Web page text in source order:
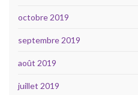
octobre 2019
septembre 2019
août 2019
juillet 2019